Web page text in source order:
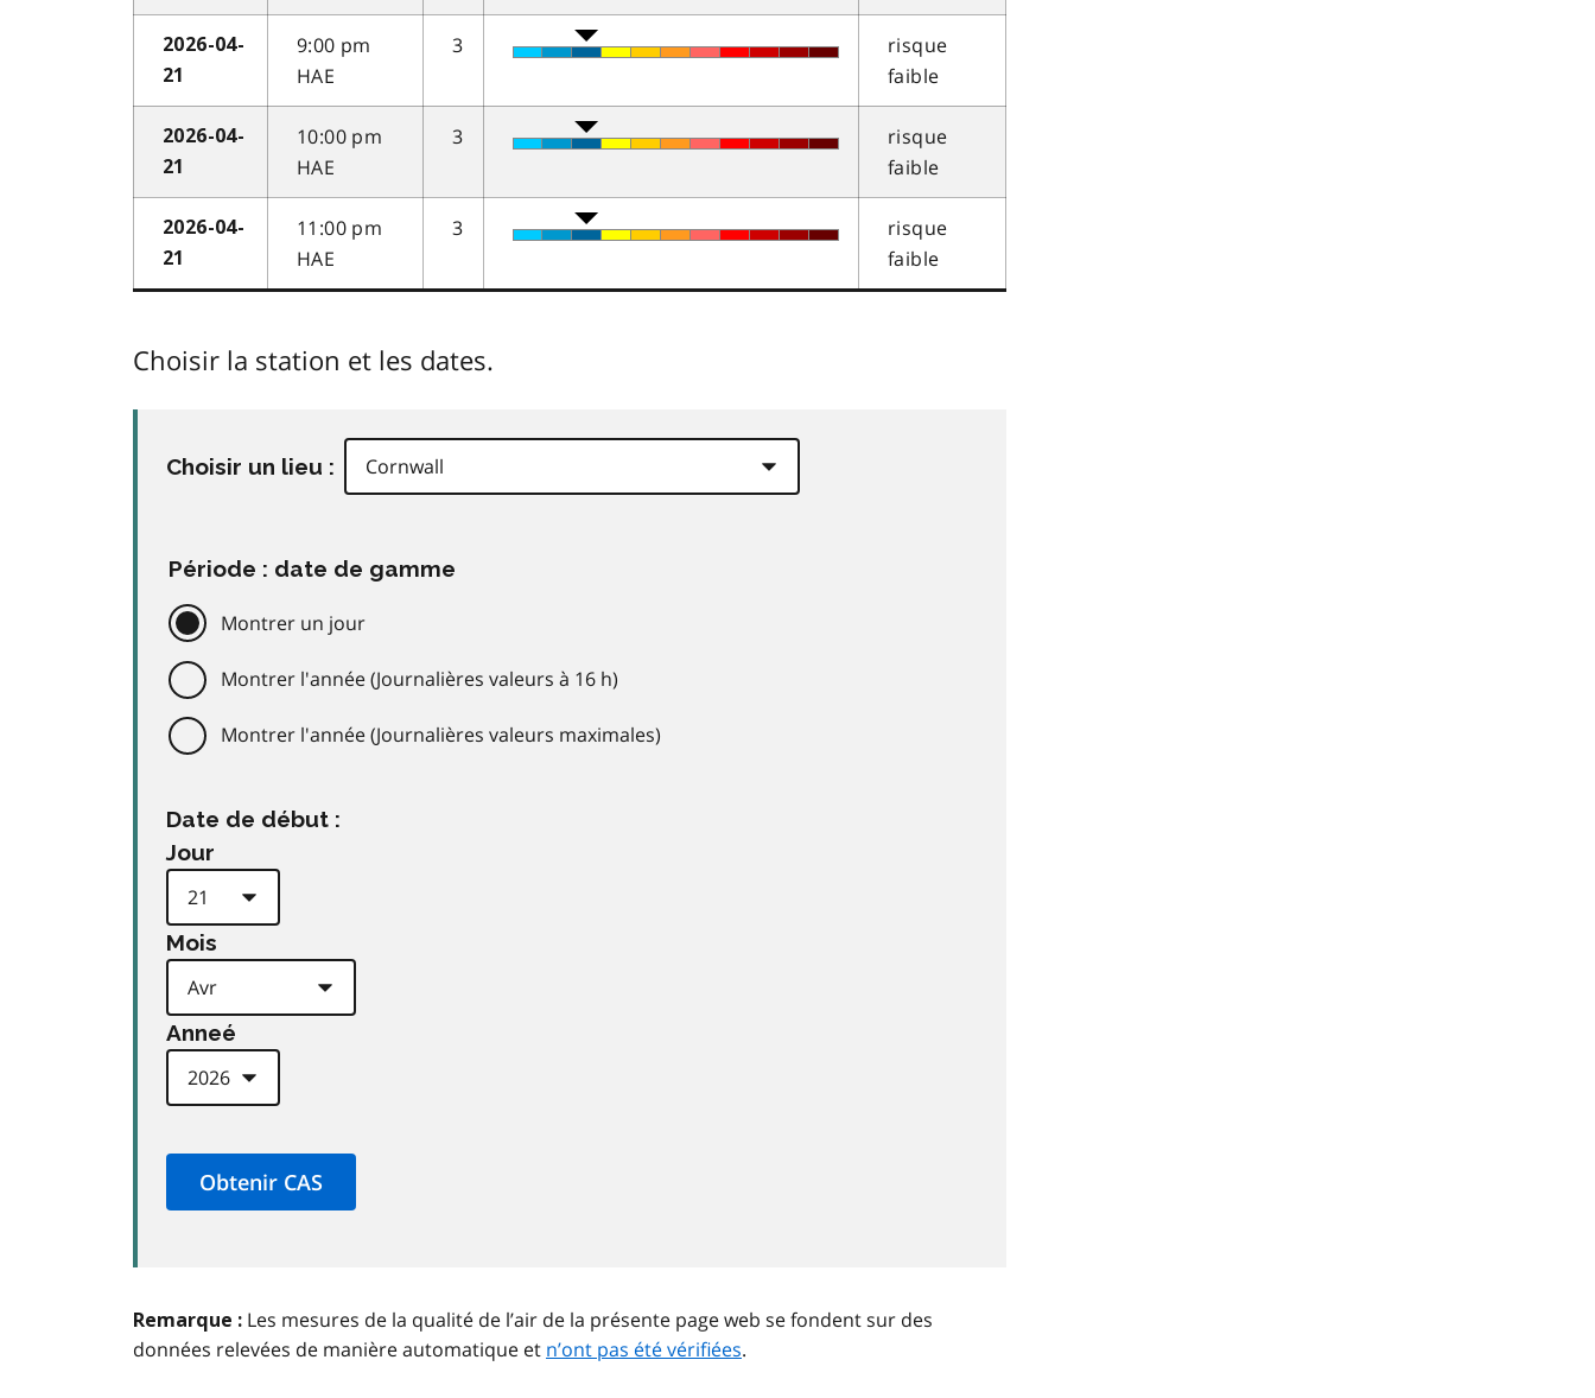
2026-04-
21
9:00 pm
HAE
3
risque
faible
2026-04-
21
10:00 pm
HAE
3
risque
faible
2026-04-
21
11:00 pm
HAE
3
risque
faible
Choisir la station et les dates.
Choisir un lieu :
Période : date de gamme
Montrer un jour
Montrer l'année (Journalières valeurs à 16 h)
Montrer l'année (Journalières valeurs maximales)
Date de début :
Jour
Mois
Anneé
Remarque : Les mesures de la qualité de l’air de la présente page web se fondent sur des
données relevées de manière automatique et n’ont pas été vérifiées.